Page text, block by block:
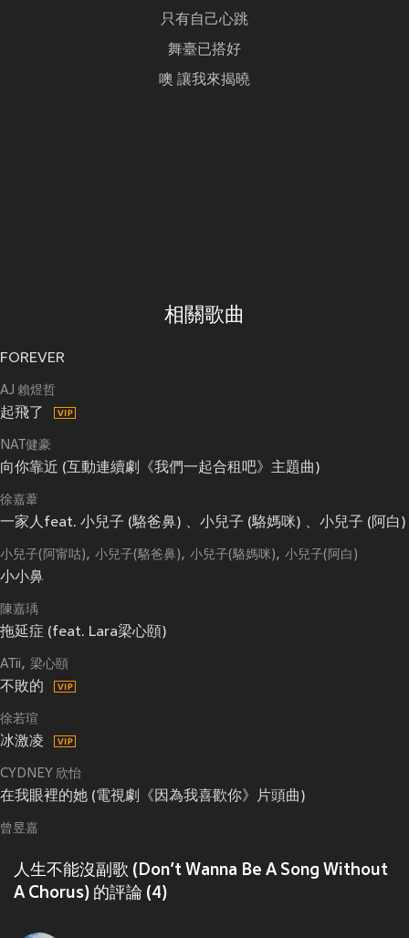
只有自己心跳
舞臺已搭好
噢 讓我來揭曉
相關歌曲
FOREVER
AJ 賴煜哲
起飛了
NAT健豪
向你靠近 (互動連續劇《我們一起合租吧》主題曲)
徐嘉葦
一家人feat. 小兒子 (駱爸鼻) 、小兒子 (駱媽咪) 、小兒子 (阿白)
小兒子(阿甯咕) 小兒子(駱爸鼻) 小兒子(駱媽咪) 小兒子(阿白)
小小鼻
陳嘉瑀
拖延症 (feat. Lara梁心頤)
ATii 梁心頤
不敗的
徐若瑄
冰激凌
CYDNEY 欣怡
在我眼裡的她 (電視劇《因為我喜歡你》片頭曲)
曾昱嘉
人生不能沒副歌 (Don’t Wanna Be A Song Without
A Chorus) 的評論 (4)